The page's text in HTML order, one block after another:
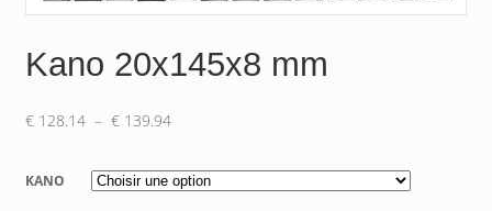
Kano 20x145x8 mm
€128.14 – €139.94Plage
prix :
€ 128.14
KANO